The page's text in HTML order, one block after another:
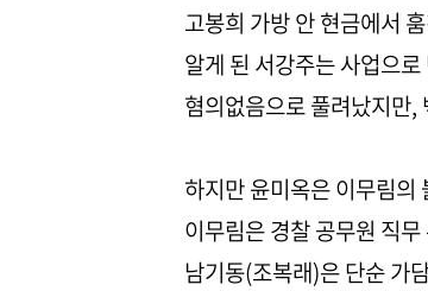
고봉희 가방 안 현금에서
알게 된 서강주는 사업으
혐의없음으로 풀려났지만,
하지만 윤미옥은 이무림의
이무림은 경찰 공무원 직
남기동(조복래)은 단순 가